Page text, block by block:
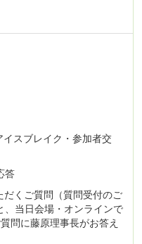
スブレイク・参加者交
答
くご質問（質問受付のご
当日会場・オンラインで
問に藤原理事長がお答え